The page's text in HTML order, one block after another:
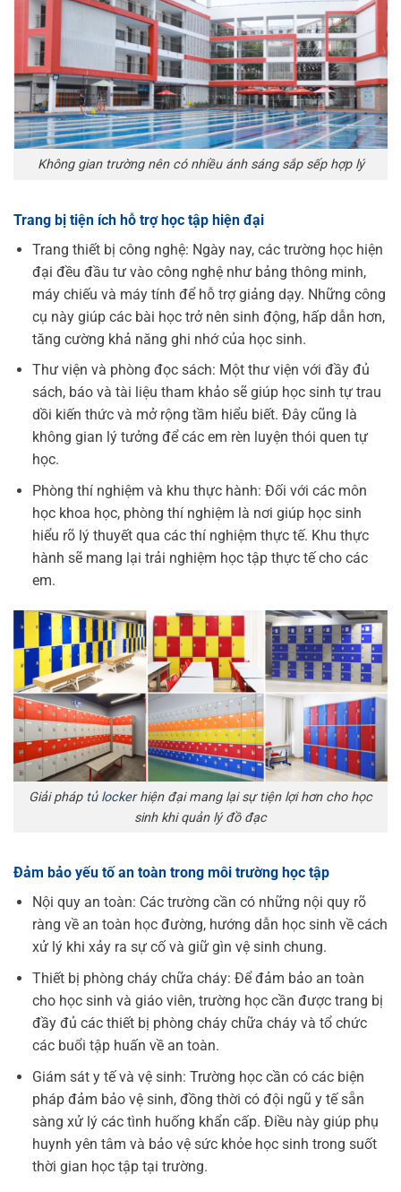
Không gian trường nên có nhiều ánh sáng sắp sếp hợp lý
Trang bị tiện ích hỗ trợ học tập hiện đại
Trang thiết bị công nghệ: Ngày nay, các trường học hiện
đại đều đầu tư vào công nghệ như bảng thông minh,
máy chiếu và máy tính để hỗ trợ giảng dạy. Những công
cụ này giúp các bài học trở nên sinh động, hấp dẫn hơn,
tăng cường khả năng ghi nhớ của học sinh.
Thư viện và phòng đọc sách: Một thư viện với đầy đủ
sách, báo và tài liệu tham khảo sẽ giúp học sinh tự trau
dồi kiến thức và mở rộng tầm hiểu biết. Đây cũng là
không gian lý tưởng để các em rèn luyện thói quen tự
học.
Phòng thí nghiệm và khu thực hành: Đối với các môn
học khoa học, phòng thí nghiệm là nơi giúp học sinh
hiểu rõ lý thuyết qua các thí nghiệm thực tế. Khu thực
hành sẽ mang lại trải nghiệm học tập thực tế cho các
em.
Giải pháp tủ lockerhiện đại mang lại sự tiện lợi hơn cho học
sinh khi quản lý đồ đạc
Đảm bảo yếu tố an toàn trong môi trường học tập
Nội quy an toàn: Các trường cần có những nội quy rõ
ràng về an toàn học đường, hướng dẫn học sinh về cách
xử lý khi xảy ra sự cố và giữ gìn vệ sinh chung.
Thiết bị phòng cháy chữa cháy: Để đảm bảo an toàn
cho học sinh và giáo viên, trường học cần được trang bị
đầy đủ các thiết bị phòng cháy chữa cháy và tổ chức
các buổi tập huấn về an toàn.
Giám sát y tế và vệ sinh: Trường học cần có các biện
pháp đảm bảo vệ sinh, đồng thời có đội ngũ y tế sẵn
sàng xử lý các tình huống khẩn cấp. Điều này giúp phụ
huynh yên tâm và bảo vệ sức khỏe học sinh trong suốt
thời gian học tập tại trường.